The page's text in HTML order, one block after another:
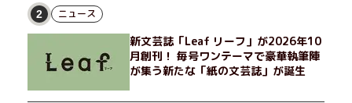
げたり、部屋でふたりだけの「台湾映画祭」を催したり。50代
独身、幼なじみの変わらぬ友情とささやかな幸せの日々を描く。
2 ニュース
新文芸誌「Leaf リーフ」が2026年10
月創刊！ 毎号ワンテーマで豪華執筆陣
が集う新たな「紙の文芸誌」が誕生